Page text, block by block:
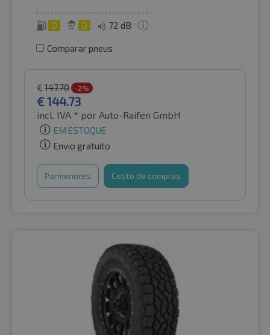
D D 72 dB
Comparar pneus
€ 147.70 -2%
€144.73
incl. IVA * por Auto-Raifen GmbH
EM ESTOQUE
Envio gratuito
Pormenores Cesto de compras